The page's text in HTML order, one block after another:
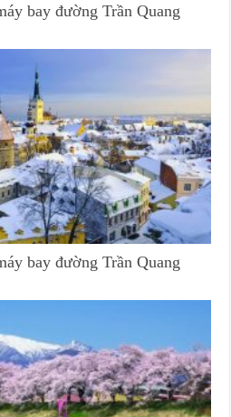
bay đường Trần Quang
bay đường Trần Quang